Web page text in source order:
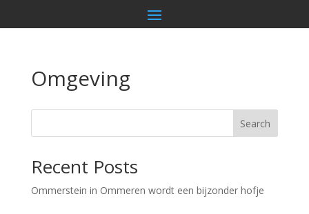
Omgeving
Search
Recent Posts
Ommerstein in Ommeren wordt een bijzonder hofje